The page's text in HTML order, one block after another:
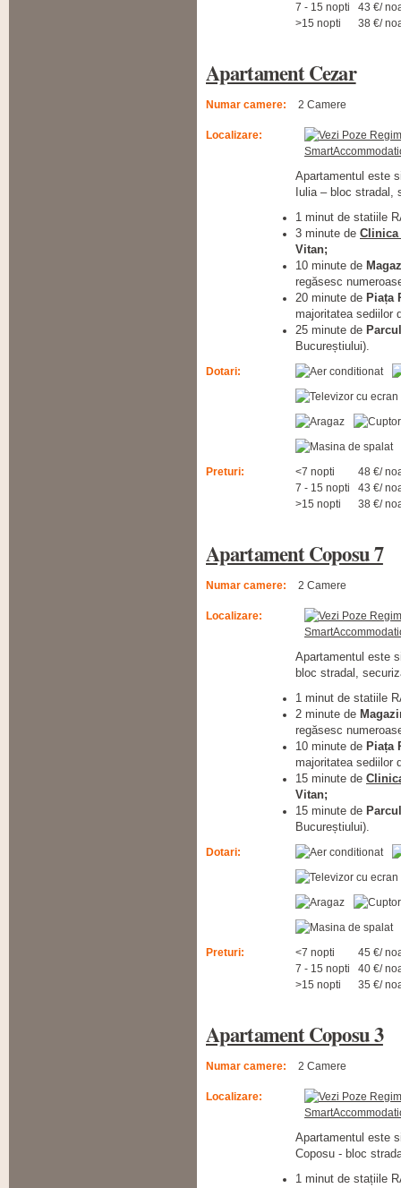
7 - 15 nopti
43 €/
>15 nopti
38 €/
Apartament Cezar
Numar camere: 2 Camere
Localizare:
Apartamentul este
Iulia – bloc stradal,
1 minut de statiile
3 minute de Clinica
Vitan;
10 minute de
regăsesc
20 minute de Piața
majoritatea sediilor
25 minute de
Bucureștiului).
Dotari:
Preturi: <7 nopti
48 €/
7 - 15 nopti
43 €/
>15 nopti
38 €/
Apartament Coposu 7
Numar camere: 2 Camere
Localizare:
Apartamentul este
bloc stradal,
1 minut de statiile
2 minute de
regăsesc
10 minute de Piața
majoritatea sediilor
15 minute de
Vitan;
15 minute de
Bucureștiului).
Dotari:
Preturi: <7 nopti
45 €/
7 - 15 nopti
40 €/
>15 nopti
35 €/
Apartament Coposu 3
Numar camere: 2 Camere
Localizare:
Apartamentul este
Coposu - bloc
1 minut de stațiile